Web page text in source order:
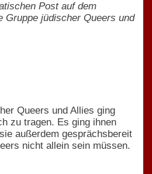
Post auf dem
Gruppe jüdischer Queers und
Queers und Allies ging
zu tragen. Es ging ihnen
außerdem gesprächsbereit
nicht allein sein müssen.